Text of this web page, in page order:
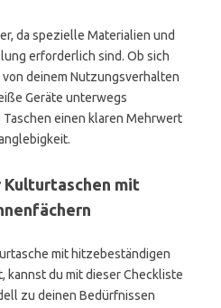
da spezielle Materialien und
erforderlich sind. Ob sich
deinem Nutzungsverhalten
Geräte unterwegs
einen klaren Mehrwert
mit
mit hitzebeständigen
kannst du mit dieser Checkliste
zu deinen Bedürfnissen